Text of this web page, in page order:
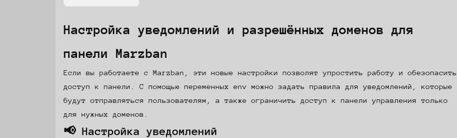
Настройка уведомлений и разрешённых доменов для
панели Marzban
Если вы работаете с Marzban, эти новые настройки позволят упростить работу и обезопасить
доступ к панели. С помощью переменных env можно задать правила для уведомлений, которые
будут отправляться пользователям, а также ограничить доступ к панели управления только
для нужных доменов.
📢 Настройка уведомлений